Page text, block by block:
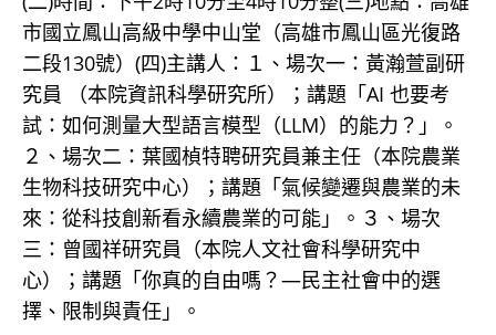
市國立鳳山高級中學中山堂（高雄市鳳山區光復路
二段130號）(四)主講人：１、場次一：黃瀚萱副研
究員 （本院資訊科學研究所）；講題「AI 也要考
試：如何測量大型語言模型（LLM）的能力？」。
２、場次二：葉國楨特聘研究員兼主任（本院農業
生物科技研究中心）；講題「氣候變遷與農業的未
來：從科技創新看永續農業的可能」。３、場次
三：曾國祥研究員（本院人文社會科學研究中
心）；講題「你真的自由嗎？—民主社會中的選
擇、限制與責任」。